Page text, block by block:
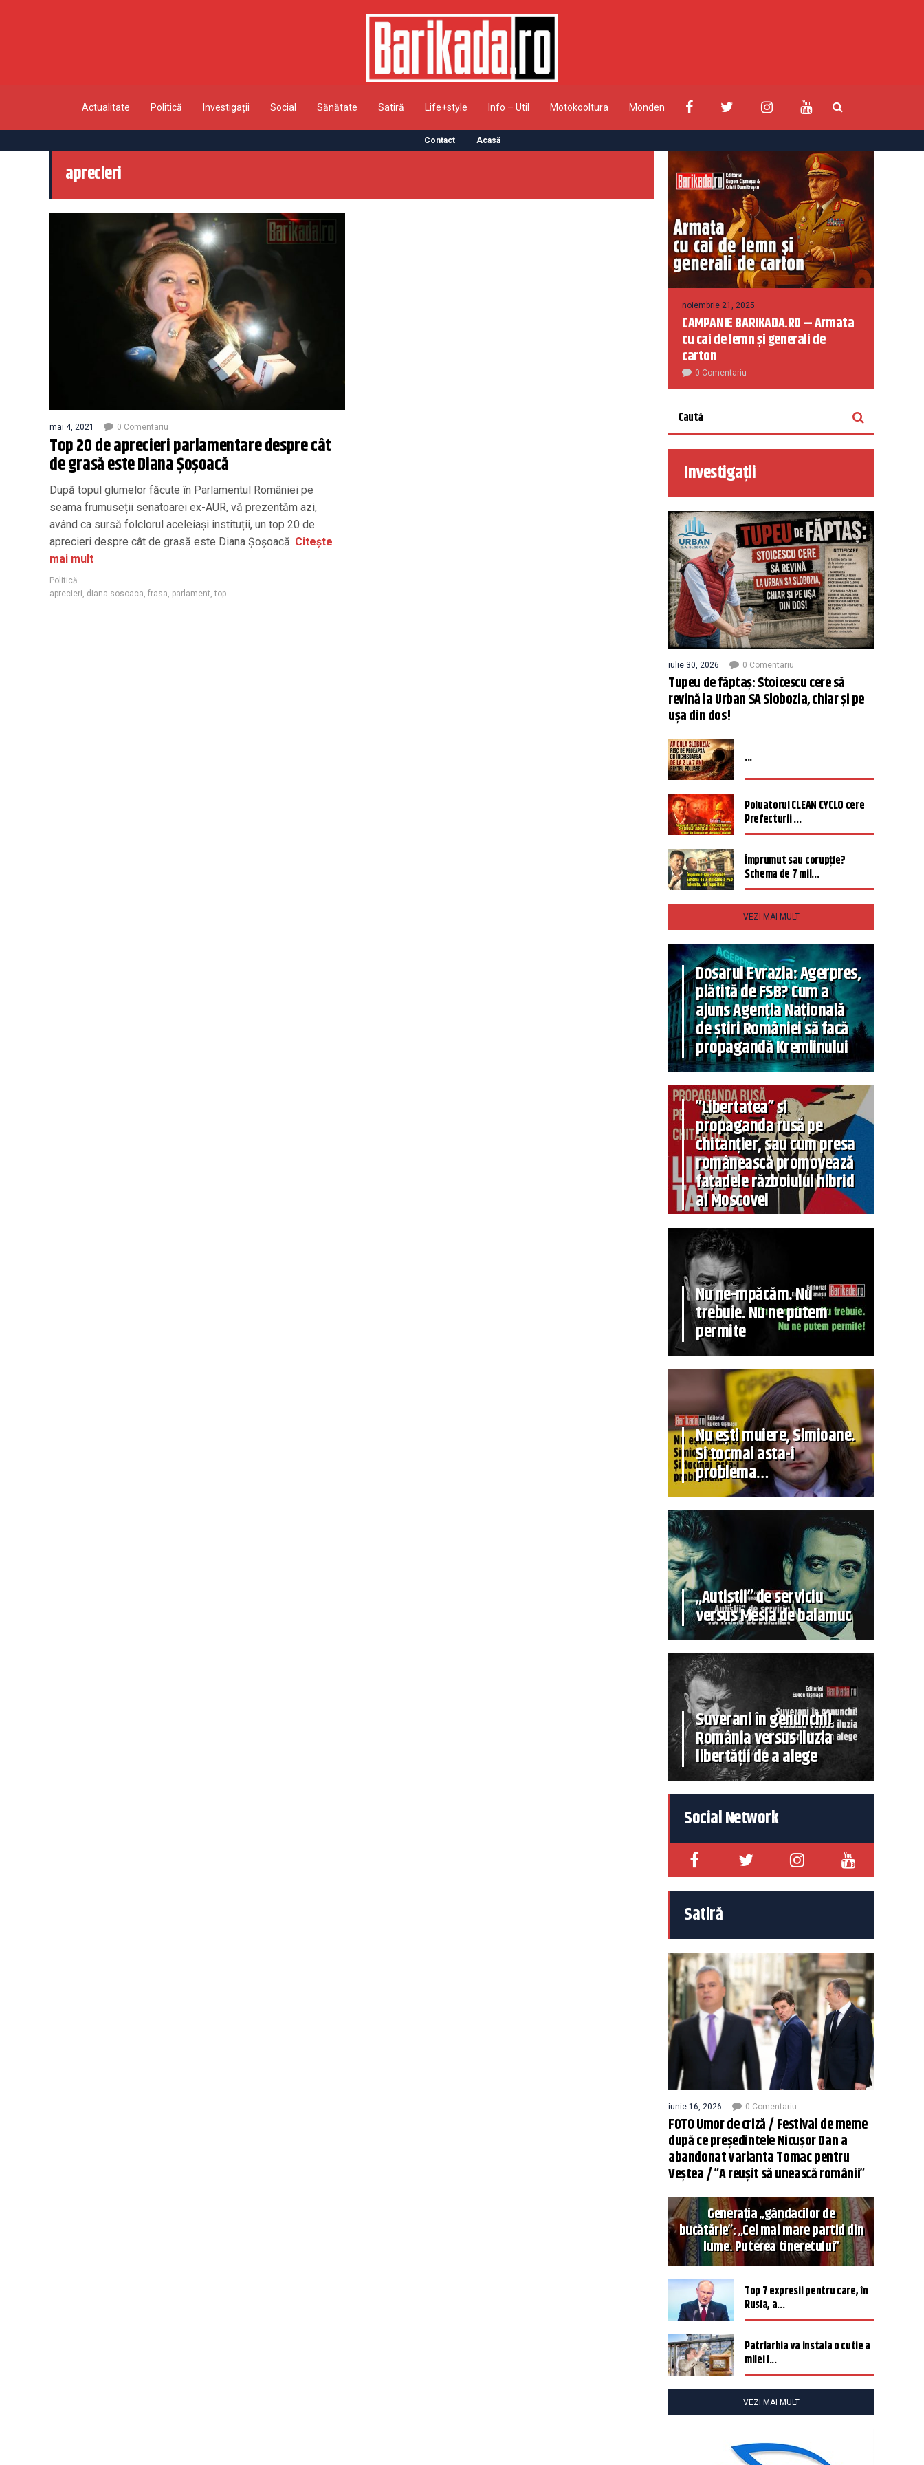
Actualitate Politică Investigații Social Sănătate Satiră Life+style Info – Util Motokooltura Monden
Contact Acasă
aprecieri
mai 4, 2021 0 Comentariu
Top 20 de aprecieri parlamentare despre cât
de grasă este Diana Șoșoacă
După topul glumelor făcute în Parlamentul României pe
seama frumuseții senatoarei ex-AUR, vă prezentăm azi,
având ca sursă folclorul aceleiași instituții, un top 20 de
aprecieri despre cât de grasă este Diana Șoșoacă. Citește
mai mult
Politică
aprecieri diana sosoaca frasa parlament ,top
noiembrie 21, 2025
CAMPANIE BARIKADA.RO – Armata
cu cai de lemn și generali de
carton
0 Comentariu
Investigații
iulie 30, 2026 0 Comentariu
Tupeu de făptaș: Stoicescu cere să
revină la Urban SA Slobozia, chiar și pe
ușa din dos!
...
Poluatorul CLEAN CYCLO cere
Prefecturii ...
Împrumut sau corupție?
Schema de 7 mil...
VEZI MAI MULT
Dosarul Evrazia: Agerpres,
plătită de FSB? Cum a
ajuns Agenția Națională
de știri României să facă
propagandă Kremlinului
”Libertatea” și
propaganda rusă pe
chitanțier, sau cum presa
românească promovează
fațadele războiului hibrid
al Moscovei
Nu ne-mpăcăm. Nu
trebuie. Nu ne putem
permite
Nu ești muiere, Simioane.
Și tocmai asta-i
problema…
„Autiștii” de serviciu
versus Mesia de balamuc
Suverani în genunchi!
România versus iluzia
libertății de a alege
Social Network
Satiră
iunie 16, 2026 0 Comentariu
FOTO Umor de criză / Festival de meme
după ce președintele Nicușor Dan a
abandonat varianta Tomac pentru
Veștea / ”A reușit să unească românii”
Generația „gândacilor de
bucătărie”: „Cel mai mare partid din
lume. Puterea tineretului”
Top 7 expresii pentru care, în
Rusia, a...
Patriarhia va instala o cutie a
milei î...
VEZI MAI MULT